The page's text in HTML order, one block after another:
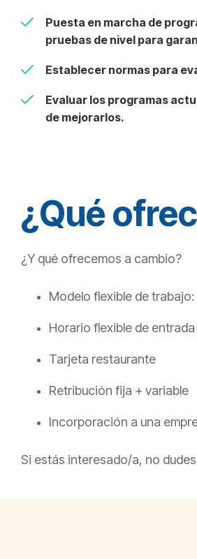
Puesta en marcha de
pruebas de nivel para
Establecer normas para
Evaluar los programas
de mejorarlos.
¿Qué
¿Y qué ofrecemos a cambio?
Modelo flexible de
Horario flexible de entrada
Tarjeta restaurante
Retribución fija + variable
Incorporación a una
Si estás interesado/a, no